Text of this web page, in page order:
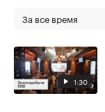
За все время
1:30